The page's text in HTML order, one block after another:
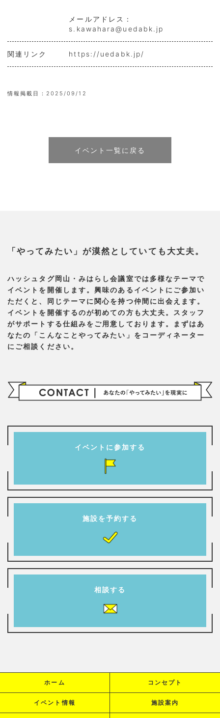
メールアドレス：
s.kawahara@uedabk.jp
関連リンク https://uedabk.jp/
情報掲載日： 2025/09/12
イベント一覧に戻る
「やってみたい」が漠然としていても大丈夫。
ハッシュタグ岡山・みはらし会議室では多様なテーマで
イベントを開催します。興味のあるイベントにご参加い
ただくと、同じテーマに関心を持つ仲間に出会えます。
イベントを開催するのが初めての方も大丈夫。スタッフ
がサポートする仕組みをご用意しております。まずはあ
なたの「こんなことやってみたい」をコーディネーター
にご相談ください。
イベントに参加する
施設を予約する
相談する
ホーム コンセプト
イベント情報 施設案内